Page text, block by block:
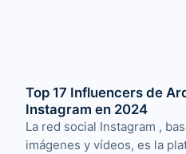
Top 17 Influencers de
Instagram en 2024
La red social Instagram ,
imágenes y vídeos, es la